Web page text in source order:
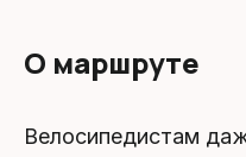
О маршруте
Велосипедистам